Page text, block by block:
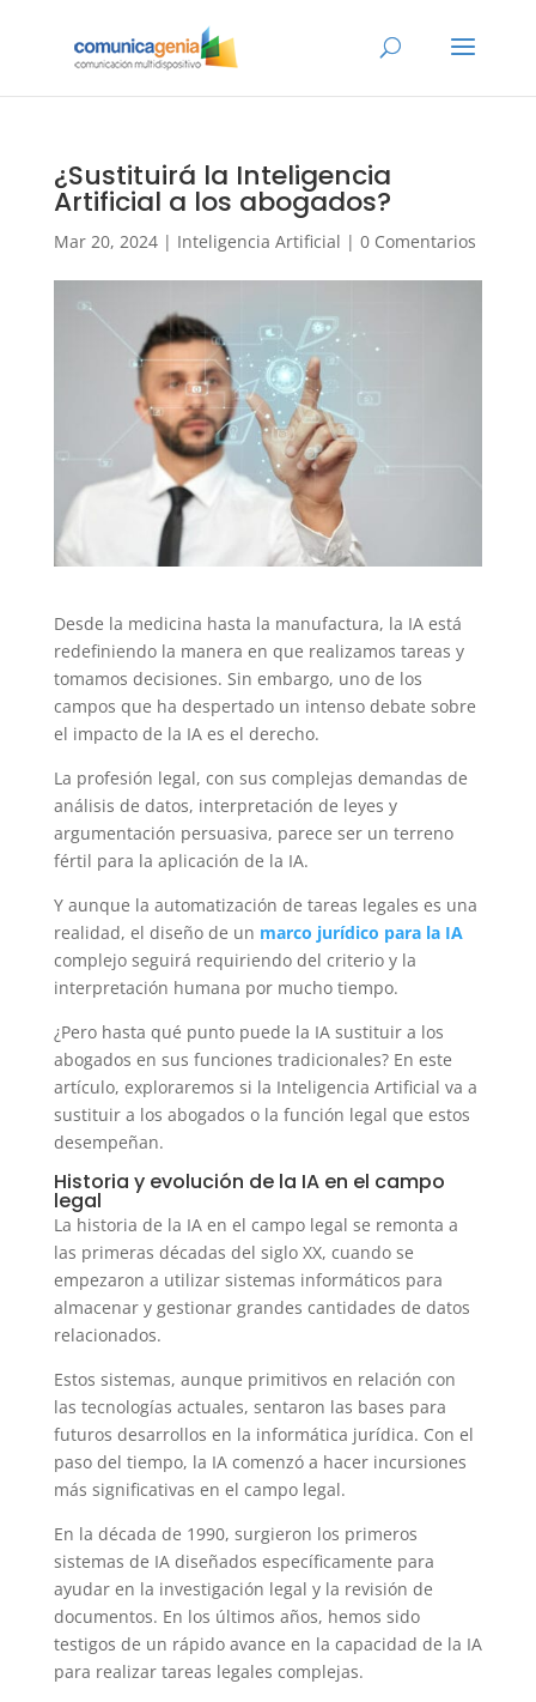
¿Sustituirá la Inteligencia
Artificial a los abogados?
Mar 20, 2024| Inteligencia Artificial | 0 Comentarios
Desde la medicina hasta la manufactura, la IA está
redefiniendo la manera en que realizamos tareas y
tomamos decisiones. Sin embargo, uno de los
campos que ha despertado un intenso debate sobre
el impacto de la IA es el derecho.
La profesión legal, con sus complejas demandas de
análisis de datos, interpretación de leyes y
argumentación persuasiva, parece ser un terreno
fértil para la aplicación de la IA.
Y aunque la automatización de tareas legales es una
realidad, el diseño de un marco jurídico para la IA
complejo seguirá requiriendo del criterio y la
interpretación humana por mucho tiempo.
¿Pero hasta qué punto puede la IA sustituir a los
abogados en sus funciones tradicionales? En este
artículo, exploraremos si la Inteligencia Artificial va a
sustituir a los abogados o la función legal que estos
desempeñan.
Historia y evolución de la IA en el campo
legal
La historia de la IA en el campo legal se remonta a
las primeras décadas del siglo XX, cuando se
empezaron a utilizar sistemas informáticos para
almacenar y gestionar grandes cantidades de datos
relacionados.
Estos sistemas, aunque primitivos en relación con
las tecnologías actuales, sentaron las bases para
futuros desarrollos en la informática jurídica. Con el
paso del tiempo, la IA comenzó a hacer incursiones
más significativas en el campo legal.
En la década de 1990, surgieron los primeros
sistemas de IA diseñados específicamente para
ayudar en la investigación legal y la revisión de
documentos. En los últimos años, hemos sido
testigos de un rápido avance en la capacidad de la IA
para realizar tareas legales complejas.